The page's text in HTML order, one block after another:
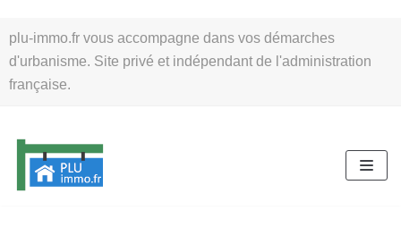
plu-immo.fr vous accompagne dans vos démarches
d'urbanisme. Site privé et indépendant de l'administration
française.
au
contenu